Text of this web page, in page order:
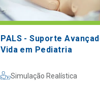
PALS - Suporte
Vida em Pediatria
Simulação Realística